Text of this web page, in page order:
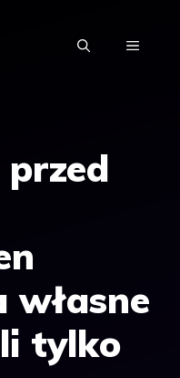
MENU
własne
tylko